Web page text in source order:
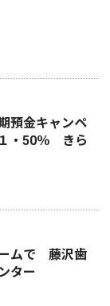
預金キャンペ
・50％ きら
ムで 藤沢歯
ター